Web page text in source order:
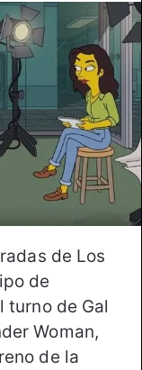
de Los
de
turno de Gal
Woman,
de la